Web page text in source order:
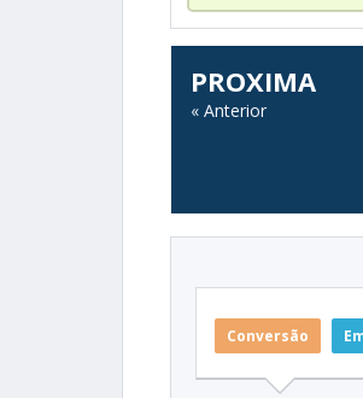
PROXIMA
« Anterior
Conversão